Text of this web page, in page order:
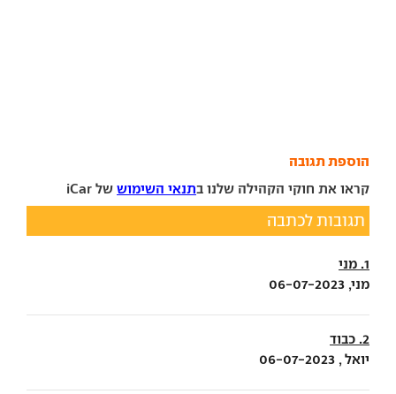
הוספת תגובה
קראו את חוקי הקהילה שלנו בתנאי השימוש של iCar
תגובות לכתבה
1. מני
מני, 06-07-2023
2. כבוד
יואל , 06-07-2023